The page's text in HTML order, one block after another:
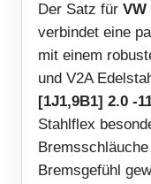
Der Satz für VW
verbindet eine
mit einem
und V2A
[1J1,9B1] 2.0 -
Stahlflex
Bremsgefühl